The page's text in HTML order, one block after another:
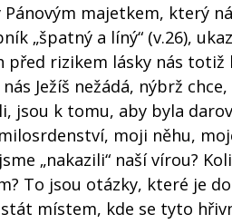
Pánovým majetkem, který
„špatný a líný“ (v.26),
před rizikem lásky nás totiž
Ježíš nežádá, nýbrž
jsou k tomu, aby byla
moji něhu,
„nakazili“ naší vírou?
To jsou otázky, které je
místem, kde se tyto